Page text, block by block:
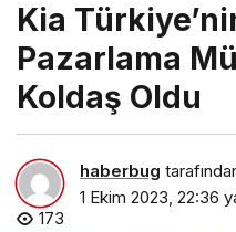
Kia
Pazarlama
Koldaş Oldu
haberbug
1 Ekim 2023, 22:36
173